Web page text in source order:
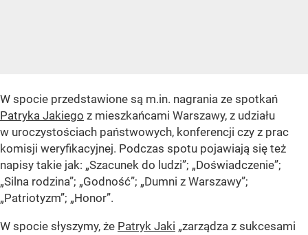
W spocie przedstawione są m.in. nagrania ze spotkań
Patryka Jakiego z mieszkańcami Warszawy, z udziału
w uroczystościach państwowych, konferencji czy z prac
komisji weryfikacyjnej. Podczas spotu pojawiają się też
napisy takie jak: „Szacunek do ludzi”; „Doświadczenie”;
„Silna rodzina”; „Godność”; „Dumni z Warszawy”;
„Patriotyzm”; „Honor”.
W spocie słyszymy, że Patryk Jaki „zarządza z sukcesami